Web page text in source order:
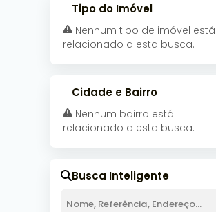
Tipo do Imóvel
Nenhum tipo de imóvel está
relacionado a esta busca.
Cidade e Bairro
Nenhum bairro está
relacionado a esta busca.
Busca Inteligente